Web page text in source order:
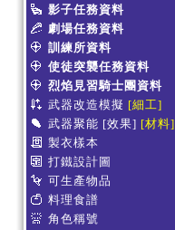
影子任務資料
劇場任務資料
訓練所資料
使徒突襲任務資料
烈焰見習騎士團資料
武器改造模擬 [細工]
武器聚能 [效果] [材料]
製衣樣本
打鐵設計圖
可生產物品
料理食譜
角色稱號